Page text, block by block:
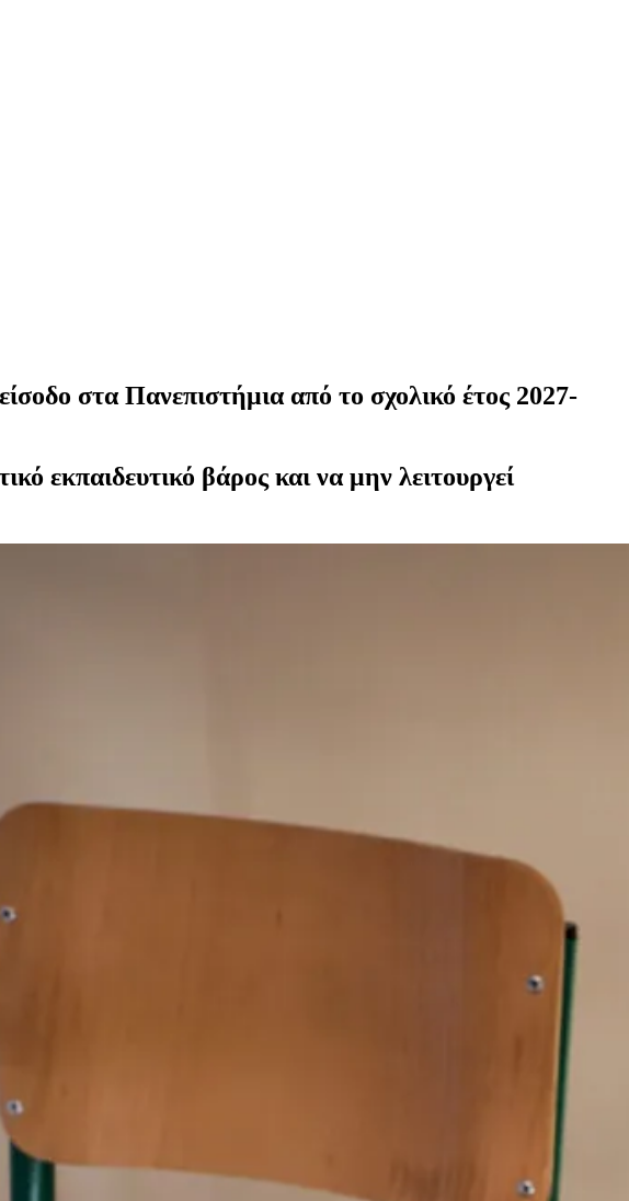
στα Πανεπιστήμια από το σχολικό έτος 2027-
εκπαιδευτικό βάρος και να μην λειτουργεί